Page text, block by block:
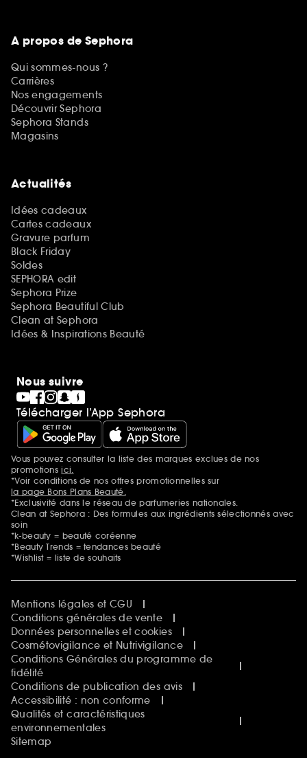
A propos de Sephora
Qui sommes-nous ?
Carrières
Nos engagements
Découvrir Sephora
Sephora Stands
Magasins
Actualités
Idées cadeaux
Cartes cadeaux
Gravure parfum
Black Friday
Soldes
SEPHORA edit
Sephora Prize
Sephora Beautiful Club
Clean at Sephora
Idées & Inspirations Beauté
Nous suivre
Télécharger l’App Sephora
Mentions additionnelles
Vous pouvez consulter la liste des marques exclues de nos
promotionsici.
*Voir conditions de nos offres promotionnelles sur
la page Bons Plans Beauté.
*Exclusivité dans le réseau de parfumeries nationales.
Clean at Sephora : Des formules aux ingrédients sélectionnés avec
soin
*k-beauty = beauté coréenne
*Beauty Trends = tendances beauté
*Wishlist = liste de souhaits
Mentions légales et CGU
Conditions générales de vente
Données personnelles et cookies
Cosmétovigilance et Nutrivigilance
Conditions Générales du programme de
fidélité
Conditions de publication des avis
Accessibilité : non conforme
Qualités et caractéristiques
environnementales
Sitemap